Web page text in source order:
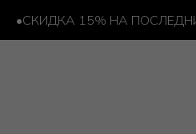
СКИДКА 15% НА ПОСЛЕДНИЙ